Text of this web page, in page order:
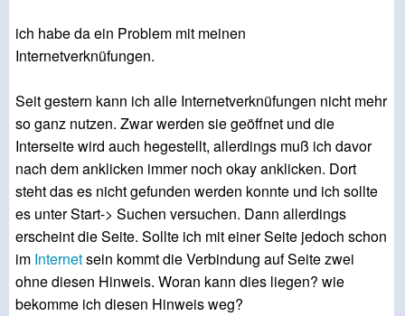
ich habe da ein Problem mit meinen
Internetverknüfungen.
Seit gestern kann ich alle Internetverknüfungen nicht mehr
so ganz nutzen. Zwar werden sie geöffnet und die
Interseite wird auch hegestellt, allerdings muß ich davor
nach dem anklicken immer noch okay anklicken. Dort
steht das es nicht gefunden werden konnte und ich sollte
es unter Start-> Suchen versuchen. Dann allerdings
erscheint die Seite. Sollte ich mit einer Seite jedoch schon
im Internetsein kommt die Verbindung auf Seite zwei
ohne diesen Hinweis. Woran kann dies liegen? wie
bekomme ich diesen Hinweis weg?